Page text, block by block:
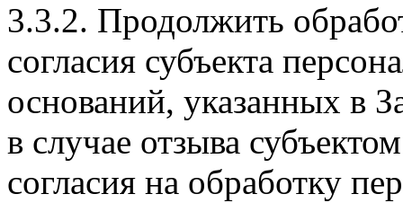
3.3.2. Продолжить
согласия субъекта
оснований, указанных в
в случае отзыва
согласия на обработку